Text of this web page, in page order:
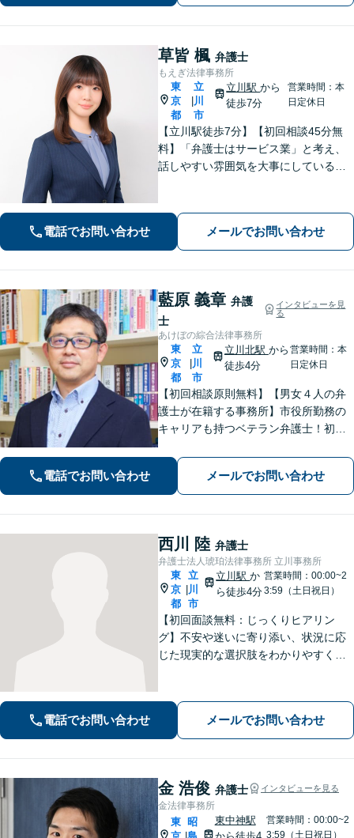
草皆 楓 弁護士
もえぎ法律事務所
東
京
都
立
川
市
立川駅から
徒歩7分
営業時間：本
日定休日
【立川駅徒歩7分】【初回相談45分無
料】「弁護士はサービス業」と考え、
話しやすい雰囲気を大事にしている事
を心がけています【離婚・男女問題／
相続・遺言／交通事故】
電話でお問い合わせ メールでお問い合わせ
藍原 義章 弁護
士
インタビューを見
る
あけぼの綜合法律事務所
東
京
都
立
川
市
立川北駅 から
徒歩4分
営業時間：本
日定休日
【初回相談原則無料】【男女４人の弁
護士が在籍する事務所】市役所勤務の
キャリアも持つベテラン弁護士！初回
をレジュメにしてご提供します。離婚
問題、不動産・住まい、借金、労働雇
用、企業法務など
電話でお問い合わせ メールでお問い合わせ
西川 陸 弁護士
弁護士法人琥珀法律事務所 立川事務所
東
京
都
立
川
市
立川駅か
ら徒歩4分
営業時間：00:00~2
3:59（土日祝日）
【初回面談無料：じっくりヒアリン
グ】不安や迷いに寄り添い、状況に応
じた現実的な選択肢をわかりやすくご
対応】【電話・オンライン面談可】
電話でお問い合わせ メールでお問い合わせ
金 浩俊 弁護士 インタビューを見る
金法律事務所
東
京
昭
島
東中神駅
から徒歩4
営業時間：00:00~2
3:59（土日祝日）